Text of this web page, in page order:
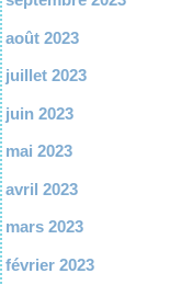
août 2023
juillet 2023
juin 2023
mai 2023
avril 2023
mars 2023
février 2023